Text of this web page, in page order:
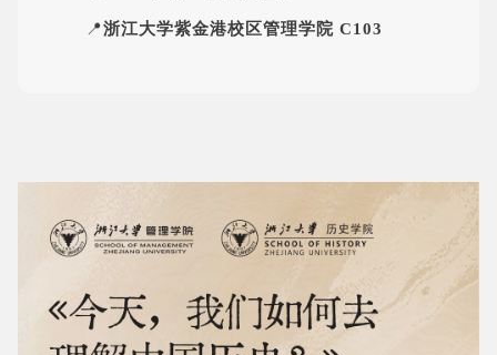
📍浙江大学紫金港校区管理学院 C103